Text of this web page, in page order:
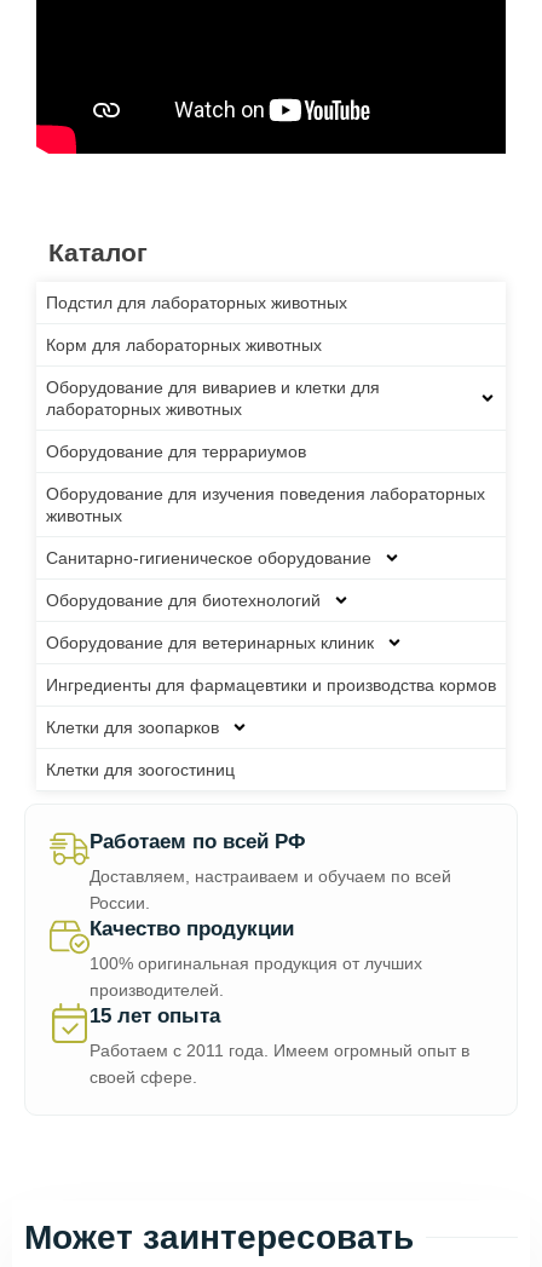
Каталог
Подстил для лабораторных животных
Корм для лабораторных животных
Оборудование для вивариев и клетки для
лабораторных животных
Оборудование для террариумов
Оборудование для изучения поведения лабораторных
животных
Санитарно-гигиеническое оборудование
Оборудование для биотехнологий
Оборудование для ветеринарных клиник
Ингредиенты для фармацевтики и производства кормов
Клетки для зоопарков
Клетки для зоогостиниц
Работаем по всей РФ
Доставляем, настраиваем и обучаем по всей
России.
Качество продукции
100% оригинальная продукция от лучших
производителей.
15 лет опыта
Работаем с 2011 года. Имеем огромный опыт в
своей сфере.
Может заинтересовать